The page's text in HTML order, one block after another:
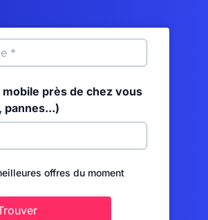
près de chez vous
pannes...)
offres du moment